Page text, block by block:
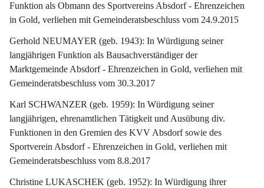
Funktion als Obmann des Sportvereins Absdorf - Ehrenzeichen
in Gold, verliehen mit Gemeinderatsbeschluss vom 24.9.2015
Gerhold NEUMAYER (geb. 1943): In Würdigung seiner
langjährigen Funktion als Bausachverständiger der
Marktgemeinde Absdorf - Ehrenzeichen in Gold, verliehen mit
Gemeinderatsbeschluss vom 30.3.2017
Karl SCHWANZER (geb. 1959): In Würdigung seiner
langjährigen, ehrenamtlichen Tätigkeit und Ausübung div.
Funktionen in den Gremien des KVV Absdorf sowie des
Sportverein Absdorf - Ehrenzeichen in Gold, verliehen mit
Gemeinderatsbeschluss vom 8.8.2017
Christine LUKASCHEK (geb. 1952): In Würdigung ihrer